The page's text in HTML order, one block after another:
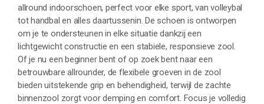
allround indoorschoen, perfect voor elke sport, van volleybal
tot handbal en alles daartussenin. De schoen is ontworpen
om je te ondersteunen in elke situatie dankzij een
lichtgewicht constructie en een stabiele, responsieve zool.
Of je nu een beginner bent of op zoek bent naar een
betrouwbare allrounder, de flexibele groeven in de zool
bieden uitstekende grip en behendigheid, terwijl de zachte
binnenzool zorgt voor demping en comfort. Focus je volledig